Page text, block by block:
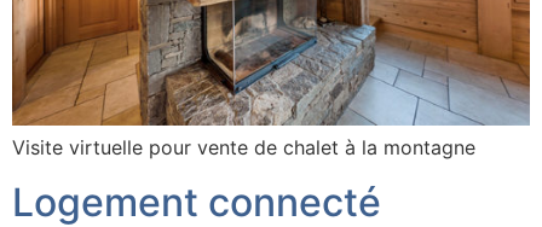
Visite virtuelle pour vente de chalet à la montagne
Logement connecté